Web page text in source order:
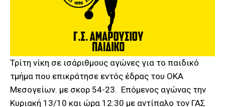
Τρίτη νίκη σε ισάριθμους αγώνες για το παιδικό
τμήμα που επικράτησε εντός έδρας του ΟΚΑ
Μεσoγείων. με σκορ 54-23. Επόμενος αγώνας την
Κυριακή 13/10 και ώρα 12:30 με αντίπαλο τον ΓΑΣ